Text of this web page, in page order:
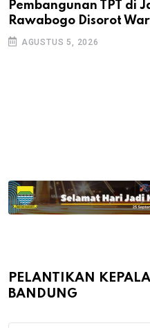
Pembangunan TPT di
Rawabogo Disorot
AGUSTUS 5, 2026
PELANTIKAN
BANDUNG